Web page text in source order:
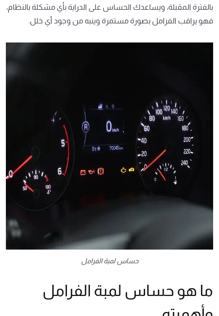
بالفترة المقبلة، ويساعدك الحساس على الدراية بأي مشكلة بالنظام،
فهو يراقب الفرامل بصورة مستمرة وينبه من وجود أي خلل.
حساس لمبة الفرامل
ما هو حساس لمبة الفرامل